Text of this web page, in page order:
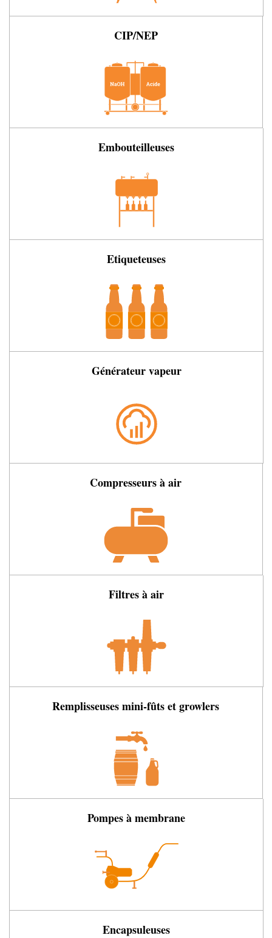
CIP/NEP
Embouteilleuses
Etiqueteuses
Générateur vapeur
Compresseurs à air
Filtres à air
Remplisseuses mini-fûts et growlers
Pompes à membrane
Encapsuleuses